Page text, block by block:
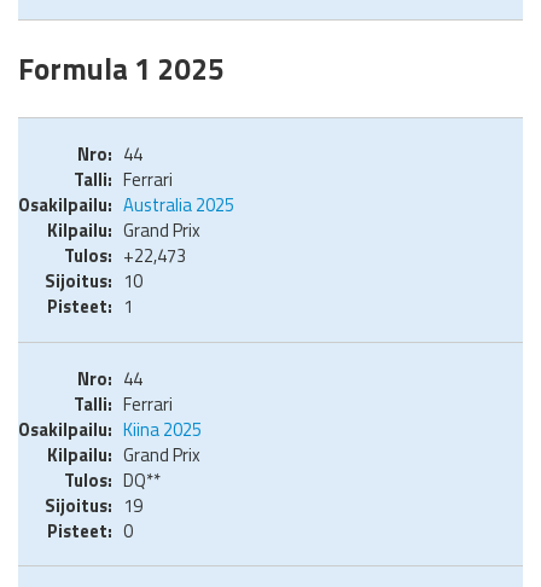
Formula 1 2025
44
Ferrari
Australia 2025
Grand Prix
+22,473
10
1
44
Ferrari
Kiina 2025
Grand Prix
DQ**
19
0